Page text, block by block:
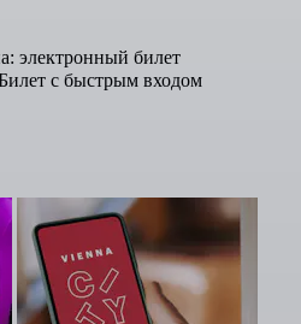
электронный билет
с быстрым входом